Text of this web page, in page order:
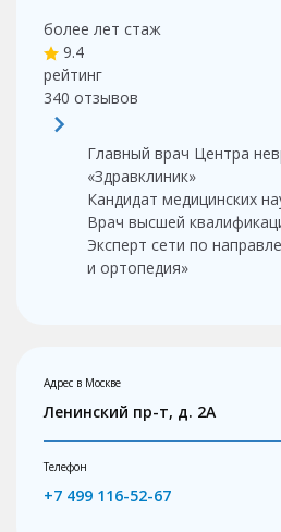
более лет стаж
9.4
рейтинг
340 отзывов
Главный врач Центра
«Здравклиник»
Кандидат медицинских
Врач высшей
Эксперт сети по
и ортопедия»
Адрес в Москве
Ленинский пр-т, д. 2А
Телефон
+7 499 116-52-67